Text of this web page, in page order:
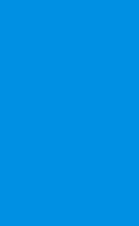
Er zijn
gebied van VCA.
we hieronder